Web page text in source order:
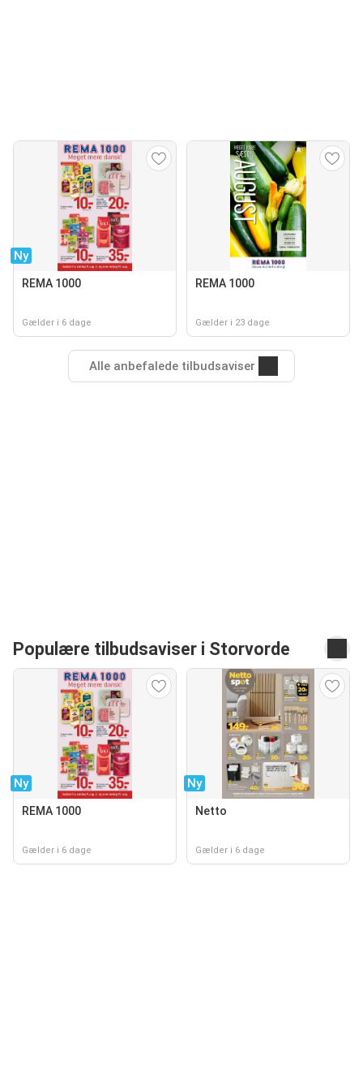
Ny
REMA 1000
Gælder i 6 dage
REMA 1000
Gælder i 23 dage
Alle anbefalede tilbudsaviser
Populære tilbudsaviser i Storvorde
Ny
REMA 1000
Gælder i 6 dage
Ny
Netto
Gælder i 6 dage